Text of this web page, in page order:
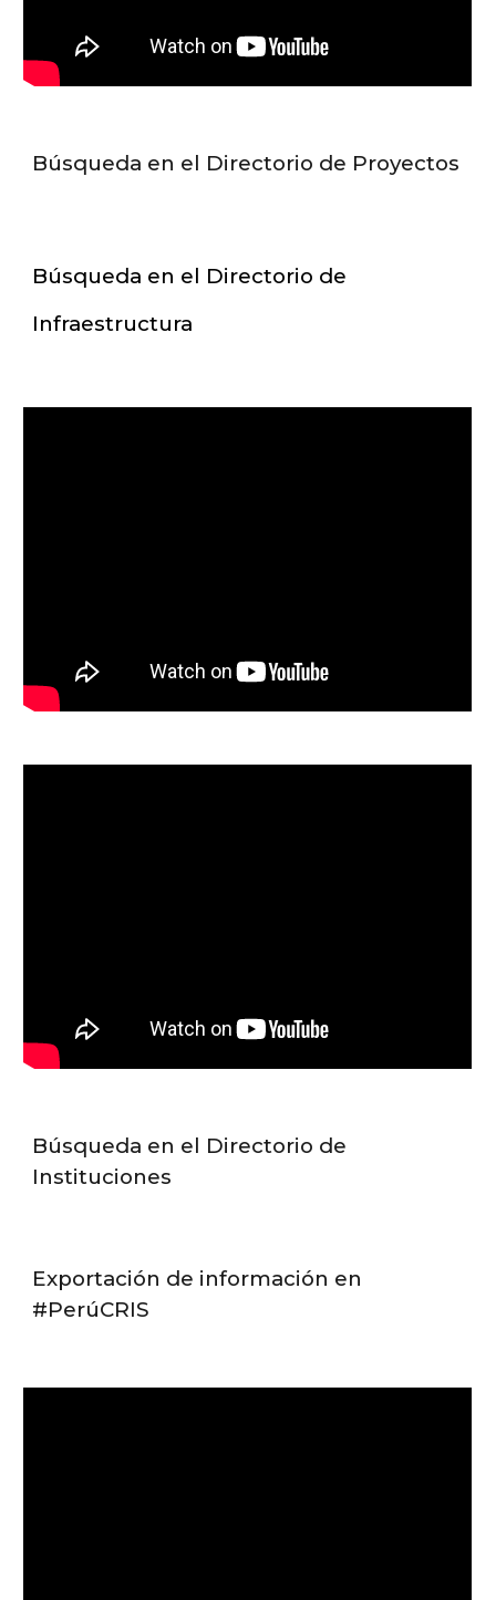
Búsqueda en el Directorio de Proyectos
Búsqueda en el Directorio de
Infraestructura
Búsqueda en el Directorio de
Instituciones
Exportación de información en
#PerúCRIS